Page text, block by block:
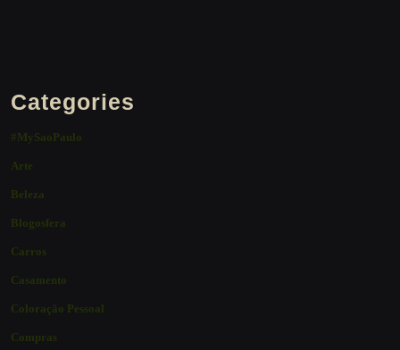
Categories
#MySaoPaulo
Arte
Beleza
Blogosfera
Carros
Casamento
Coloração Pessoal
Compras